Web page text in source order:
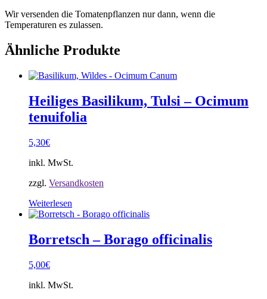
Wir versenden die Tomatenpflanzen nur dann, wenn die
Temperaturen es zulassen.
Ähnliche Produkte
Heiliges Basilikum, Tulsi – Ocimum
tenuifolia
5,30€
inkl. MwSt.
zzgl. Versandkosten
Weiterlesen
Borretsch – Borago officinalis
5,00€
inkl. MwSt.